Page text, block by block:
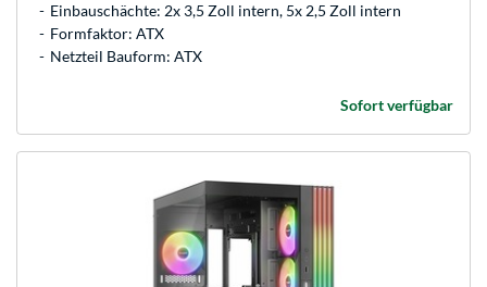
Einbauschächte: 2x 3,5 Zoll intern, 5x 2,5 Zoll intern
Formfaktor: ATX
Netzteil Bauform: ATX
Sofort verfügbar